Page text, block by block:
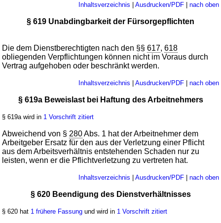
Inhaltsverzeichnis Ausdrucken/PDF| nach oben
§ 619 Unabdingbarkeit der Fürsorgepflichten
Die dem Dienstberechtigten nach den §§617,618
obliegenden Verpflichtungen können nicht im Voraus durch
Vertrag aufgehoben oder beschränkt werden.
Inhaltsverzeichnis Ausdrucken/PDF| nach oben
§ 619a Beweislast bei Haftung des Arbeitnehmers
§ 619a wird in 1 Vorschrift zitiert
Abweichend von § 280Abs. 1 hat der Arbeitnehmer dem
Arbeitgeber Ersatz für den aus der Verletzung einer Pflicht
aus dem Arbeitsverhältnis entstehenden Schaden nur zu
leisten, wenn er die Pflichtverletzung zu vertreten hat.
Inhaltsverzeichnis Ausdrucken/PDF| nach oben
§ 620 Beendigung des Dienstverhältnisses
§ 620 hat 1 frühere Fassung und wird in 1 Vorschrift zitiert